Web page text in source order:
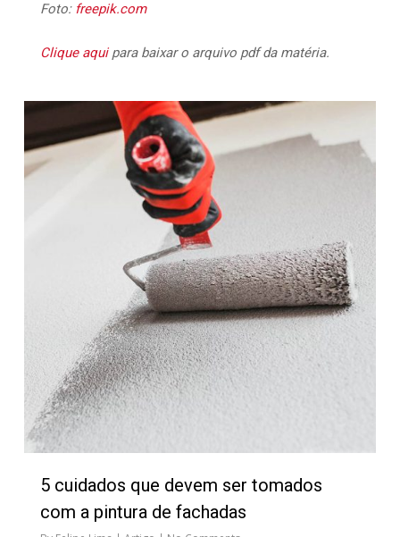
Foto: freepik.com
Clique aquipara baixar o arquivo pdf da matéria.
5 cuidados que devem ser tomados
com a pintura de fachadas
117